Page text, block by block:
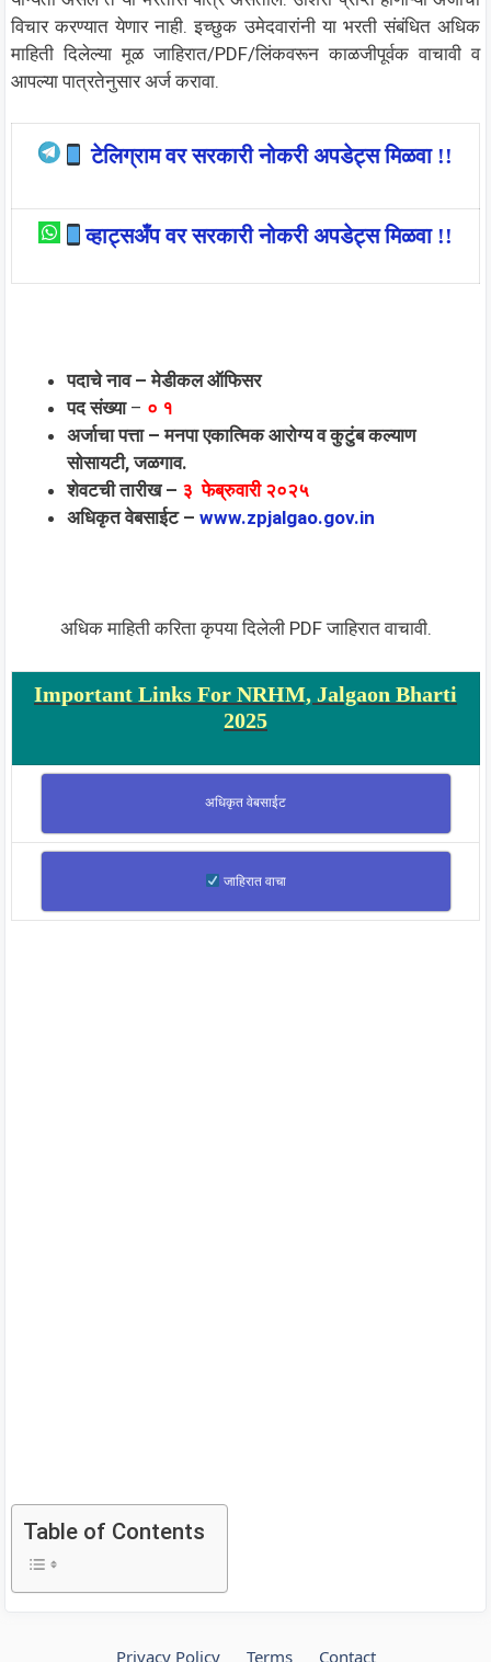
विचार करण्यात येणार नाही. इच्छुक उमेदवारांनी या भरती संबंधित अधिक
माहिती दिलेल्या मूळ जाहिरात/PDF/लिंकवरून काळजीपूर्वक वाचावी व
आपल्या पात्रतेनुसार अर्ज करावा.
टेलिग्राम वर सरकारी नोकरी अपडेट्स मिळवा !!
व्हाट्सअँप वर सरकारी नोकरी अपडेट्स मिळवा !!
पदाचे नाव – मेडीकल ऑफिसर
पद संख्या– ० १
अर्जाचा पत्ता – मनपा एकात्मिक आरोग्य व कुटुंब कल्याण
सोसायटी, जळगाव.
शेवटची तारीख – ३ फेब्रुवारी २०२५
अधिकृत वेबसाईट – www.zpjalgao.gov.in
अधिक माहिती करिता कृपया दिलेली PDF जाहिरात वाचावी.
Important Links For NRHM, Jalgaon Bharti
2025
अधिकृत वेबसाईट
जाहिरात वाचा
Table of Contents
Privacy Policy Terms Contact